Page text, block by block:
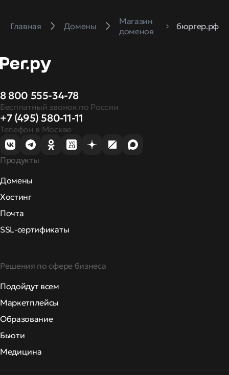
Главная Домены
Магазин
доменов
бюргер.рф
8 800 555-34-78
Бесплатный звонок по России
+7 (495) 580-11-11
Телефон в Москве
Продукты
Домены
Хостинг
Почта
SSL-сертификаты
Решения по сфере бизнеса
Подойдут всем
Маркетплейсы
Образование
Бьюти
Медицина